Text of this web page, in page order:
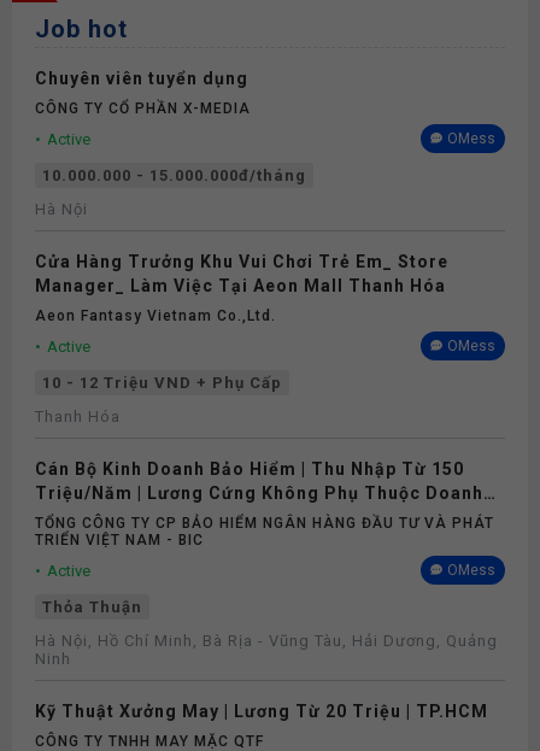
Job hot
Chuyên viên tuyển dụng
CÔNG TY CỔ PHẦN X-MEDIA
Active OMess
10.000.000 - 15.000.000đ/tháng
Hà Nội
Cửa Hàng Trưởng Khu Vui Chơi Trẻ Em_ Store
Manager_ Làm Việc Tại Aeon Mall Thanh Hóa
Aeon Fantasy Vietnam Co.,ltd.
Active OMess
10 - 12 Triệu VND + Phụ Cấp
Thanh Hóa
Cán Bộ Kinh Doanh Bảo Hiểm | Thu Nhập Từ 150
Triệu/Năm | Lương Cứng Không Phụ Thuộc Doanh
Số
TỔNG CÔNG TY CP BẢO HIỂM NGÂN HÀNG ĐẦU TƯ VÀ PHÁT
TRIỂN VIỆT NAM - BIC
Active OMess
Thỏa Thuận
Hà Nội, Hồ Chí Minh, Bà Rịa - Vũng Tàu, Hải Dương, Quảng
Ninh
Kỹ Thuật Xưởng May | Lương Từ 20 Triệu | TP.HCM
CÔNG TY TNHH MAY MẶC QTF